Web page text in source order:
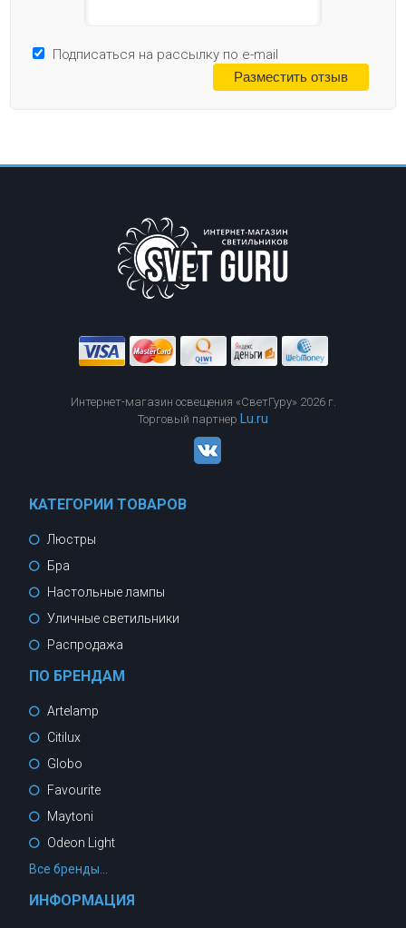
Подписаться на рассылку по e-mail
Интернет-магазин освещения «СветГуру» 2026 г.
Торговый партнер Lu.ru
КАТЕГОРИИ ТОВАРОВ
Люстры
Бра
Настольные лампы
Уличные светильники
Распродажа
ПО БРЕНДАМ
Artelamp
Citilux
Globo
Favourite
Maytoni
Odeon Light
Все бренды...
ИНФОРМАЦИЯ